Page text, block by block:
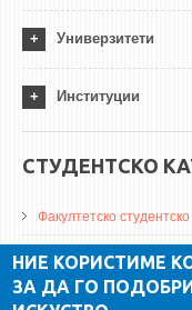
Универзитети
Институции
СТУДЕНТСКО
Факултетско
ДА Винчи магазин
Алумни асоцијација
НИЕ КОРИСТИМЕ
ЗА ДА ГО